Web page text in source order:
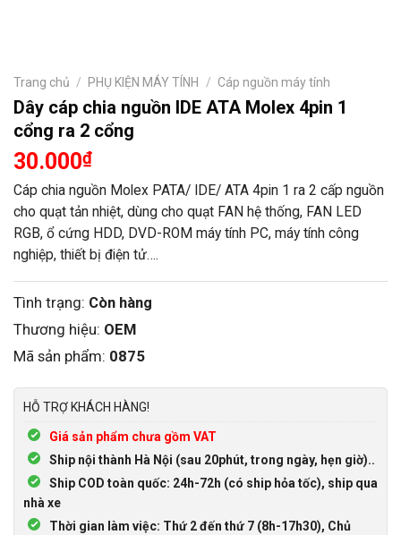
Trang chủ / PHỤ KIỆN MÁY TÍNH / Cáp nguồn máy tính
Dây cáp chia nguồn IDE ATA Molex 4pin 1
cổng ra 2 cổng
30.000₫
Cáp chia nguồn Molex PATA/ IDE/ ATA 4pin 1 ra 2 cấp nguồn
cho quạt tản nhiệt, dùng cho quạt FAN hệ thống, FAN LED
RGB, ổ cứng HDD, DVD-ROM máy tính PC, máy tính công
nghiệp, thiết bị điện tử….
Tình trạng: Còn hàng
Thương hiệu: OEM
Mã sản phẩm: 0875
HỖ TRỢ KHÁCH HÀNG!
Giá sản phẩm chưa gồm VAT
Ship nội thành Hà Nội (sau 20phút, trong ngày, hẹn giờ)..
Ship COD toàn quốc: 24h-72h (có ship hỏa tốc), ship qua
nhà xe
Thời gian làm việc: Thứ 2 đến thứ 7 (8h-17h30), Chủ